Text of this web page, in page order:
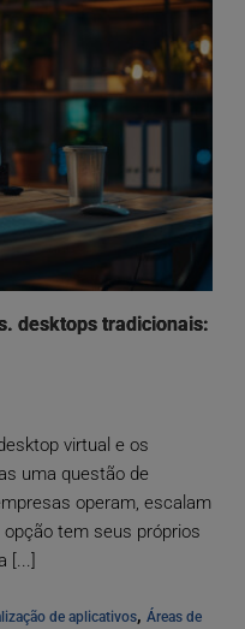
desktops tradicionais:
virtual e os
uma questão de
operam, escalam
tem seus próprios
[...]
de aplicativos, Áreas de